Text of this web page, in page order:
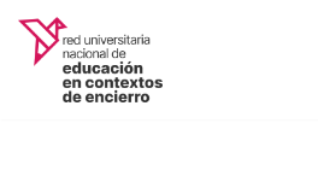
Saltar